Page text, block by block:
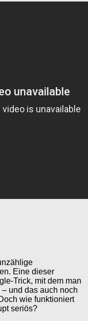
Eine dieser
Trick, mit dem man
und das auch noch
wie funktioniert
seriös?